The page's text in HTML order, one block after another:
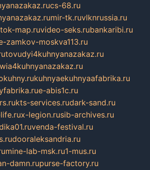
cs-68.ru
mir-tk.ruvlknrussia.ru
map.ruvideo-seks.rubankaribi.ru
zamkov-moskva113.ru
tovudyi4kuhnyanazakaz.ru
kuhnyaekuhnyaafabrika.ru
e-abis1c.ru
kts-services.rudark-sand.ru
x-legion.rusib-archives.ru
venda-festival.ru
dooraleksandria.ru
mine-lab-msk.ru1-mus.ru
damn.rupurse-factory.ru